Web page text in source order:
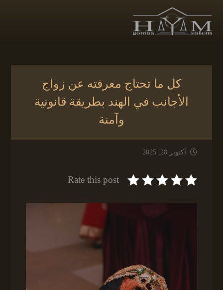
كل ما تحتاج معرفته عن زواج
الأجانب في الهند بطريقة قانونية
وآمنة
أكتوبر 28, 2025
Rate this post